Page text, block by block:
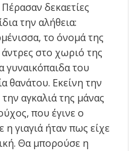
δεκαετίες
την αλήθεια:
το όνομά της
στο χωριό της
γυναικόπαιδα του
θανάτου. Εκείνη την
αγκαλιά της μάνας
που έγινε ο
γιαγιά ήταν πως είχε
Θα μπορούσε η